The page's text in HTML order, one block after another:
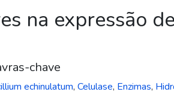
na expressão
chave
echinulatum, Celulase, Enzimas,